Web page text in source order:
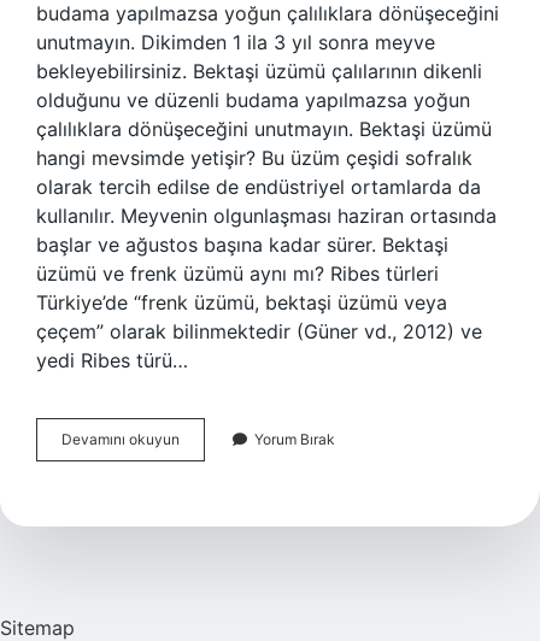
budama yapılmazsa yoğun çalılıklara dönüşeceğini
unutmayın. Dikimden 1 ila 3 yıl sonra meyve
bekleyebilirsiniz. Bektaşi üzümü çalılarının dikenli
olduğunu ve düzenli budama yapılmazsa yoğun
çalılıklara dönüşeceğini unutmayın. Bektaşi üzümü
hangi mevsimde yetişir? Bu üzüm çeşidi sofralık
olarak tercih edilse de endüstriyel ortamlarda da
kullanılır. Meyvenin olgunlaşması haziran ortasında
başlar ve ağustos başına kadar sürer. Bektaşi
üzümü ve frenk üzümü aynı mı? Ribes türleri
Türkiye’de “frenk üzümü, bektaşi üzümü veya
çeçem” olarak bilinmektedir (Güner vd., 2012) ve
yedi Ribes türü…
Devamını okuyun
Üzümü
Meyve
Yorum Bırak
Sitemap